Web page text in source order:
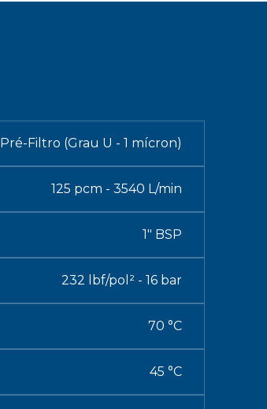
Pré-Filtro (Grau U - 1 mícron)
125 pcm - 3540 L/min
1" BSP
232 lbf/pol² - 16 bar
70 °C
45 °C